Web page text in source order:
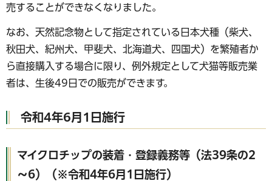
売することができなくなりました。
なお、天然記念物として指定されている日本犬種（柴犬、
秋田犬、紀州犬、甲斐犬、北海道犬、四国犬）を繁殖者か
ら直接購入する場合に限り、例外規定として犬猫等販売業
者は、生後49日での販売ができます。
令和4年6月1日施行
マイクロチップの装着・登録義務等（法39条の2
～6）（※令和4年6月1日施行）